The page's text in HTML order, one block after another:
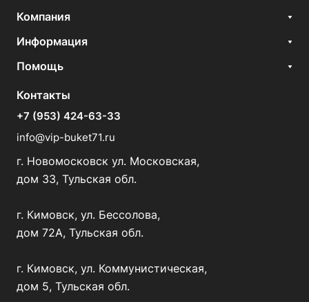
Компания
Информация
Помощь
Контакты
+7 (953) 424-63-33
info@vip-buket71.ru
г. Новомосковск ул. Московская,
дом 33, Тульская обл.
г. Кимовск, ул. Бессолова,
дом 72А, Тульская обл.
г. Кимовск, ул. Коммунистическая,
дом 5, Тульская обл.